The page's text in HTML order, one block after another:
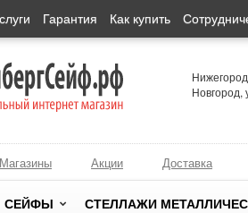
Гарантия Как купить
Новгород,
Магазины Акции Доставка
СЕЙФЫ СТЕЛЛАЖИ